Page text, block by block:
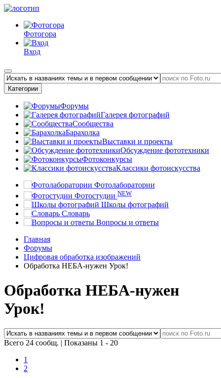
Фотогора
Вход
Категории
Форумы
Галерея фотографий
Сообщества
Барахолка
Выставки и проекты
Обсуждение фототехники
Фотоконкурсы
Классики фотоискусства
Фотолаборатории
Фотостудии NEW
Школы фотографий
Словарь
Вопросы и ответы
Главная
Форумы
Цифровая обработка изображений
Обработка НЕБА-нужен Урок!
Обработка НЕБА-нужен
Урок!
Всего 24 сообщ. | Показаны 1 - 20
1
2